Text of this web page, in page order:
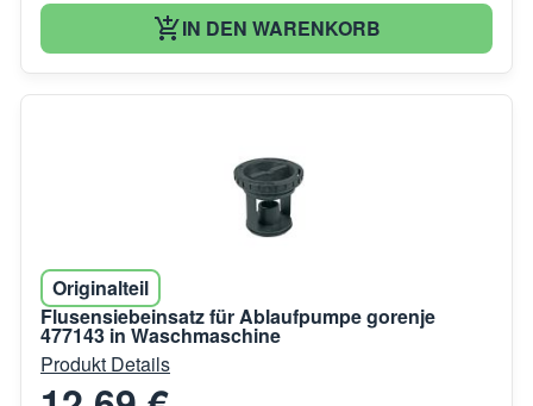
IN DEN WARENKORB
Originalteil
Flusensiebeinsatz für Ablaufpumpe gorenje
477143 in Waschmaschine
Produkt Details